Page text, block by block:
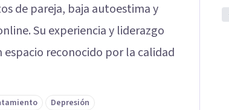
de pareja, baja autoestima y
Su experiencia y liderazgo
reconocido por la calidad
Depresión